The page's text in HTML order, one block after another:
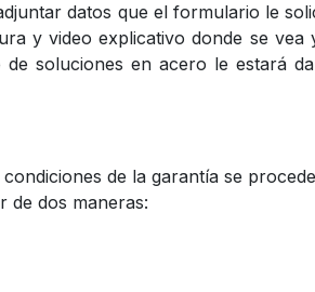
datos que el formulario le
y video explicativo donde se vea
soluciones en acero le estará
de la garantía se
de dos maneras: